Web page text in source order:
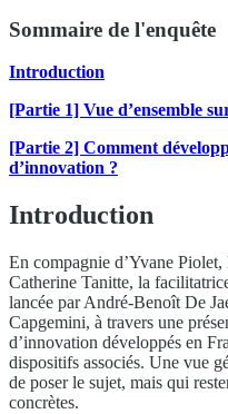
Sommaire de l'enquête
Introduction
[Partie 1] Vue d’ensemble
[Partie 2] Comment
d’innovation ?
Introduction
En compagnie d’Yvane
Catherine Tanitte, la
lancée par André-Benoît De
Capgemini, à travers une
d’innovation développés en
dispositifs associés. Une vue
de poser le sujet, mais qui
concrètes.